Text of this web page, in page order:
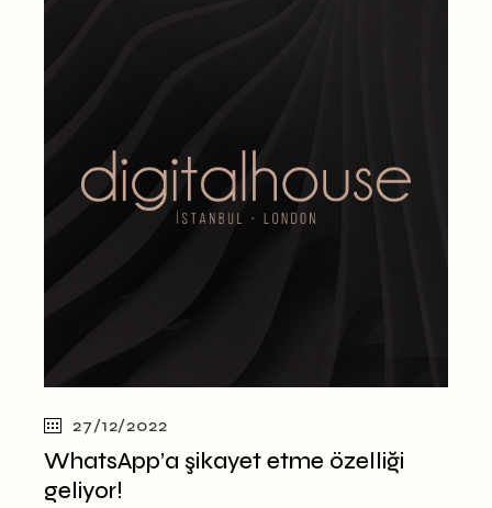
27/12/2022
WhatsApp’a şikayet etme özelliği
geliyor!